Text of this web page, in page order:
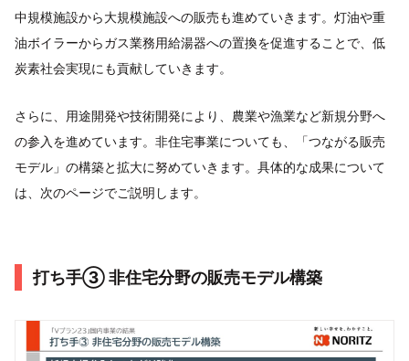
中規模施設から大規模施設への販売も進めていきます。灯油や重
油ボイラーからガス業務用給湯器への置換を促進することで、低
炭素社会実現にも貢献していきます。
さらに、用途開発や技術開発により、農業や漁業など新規分野へ
の参入を進めています。非住宅事業についても、「つながる販売
モデル」の構築と拡大に努めていきます。具体的な成果について
は、次のページでご説明します。
打ち手③ 非住宅分野の販売モデル構築